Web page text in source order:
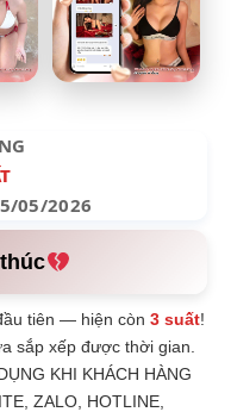
05/2026
tiên — hiện còn3 suất!
sắp xếp được thời gian.
KHI KHÁCH HÀNG
ZALO, HOTLINE,